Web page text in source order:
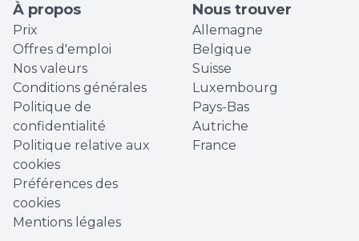
À propos
Prix
Offres d'emploi
Nos valeurs
Conditions générales
Politique de
confidentialité
Politique relative aux
cookies
Préférences des
cookies
Mentions légales
Nous trouver
Allemagne
Belgique
Suisse
Luxembourg
Pays-Bas
Autriche
France